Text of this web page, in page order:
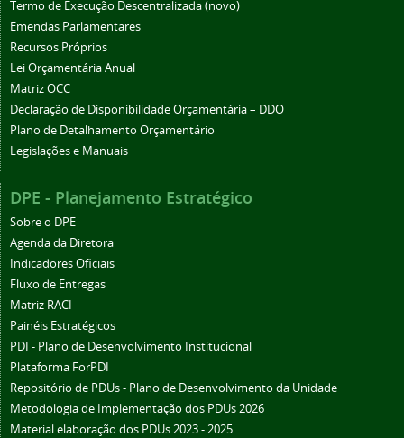
Termo de Execução Descentralizada (novo)
Emendas Parlamentares
Recursos Próprios
Lei Orçamentária Anual
Matriz OCC
Declaração de Disponibilidade Orçamentária – DDO
Plano de Detalhamento Orçamentário
Legislações e Manuais
DPE - Planejamento Estratégico
Sobre o DPE
Agenda da Diretora
Indicadores Oficiais
Fluxo de Entregas
Matriz RACI
Painéis Estratégicos
PDI - Plano de Desenvolvimento Institucional
Plataforma ForPDI
Repositório de PDUs - Plano de Desenvolvimento da Unidade
Metodologia de Implementação dos PDUs 2026
Material elaboração dos PDUs 2023 - 2025